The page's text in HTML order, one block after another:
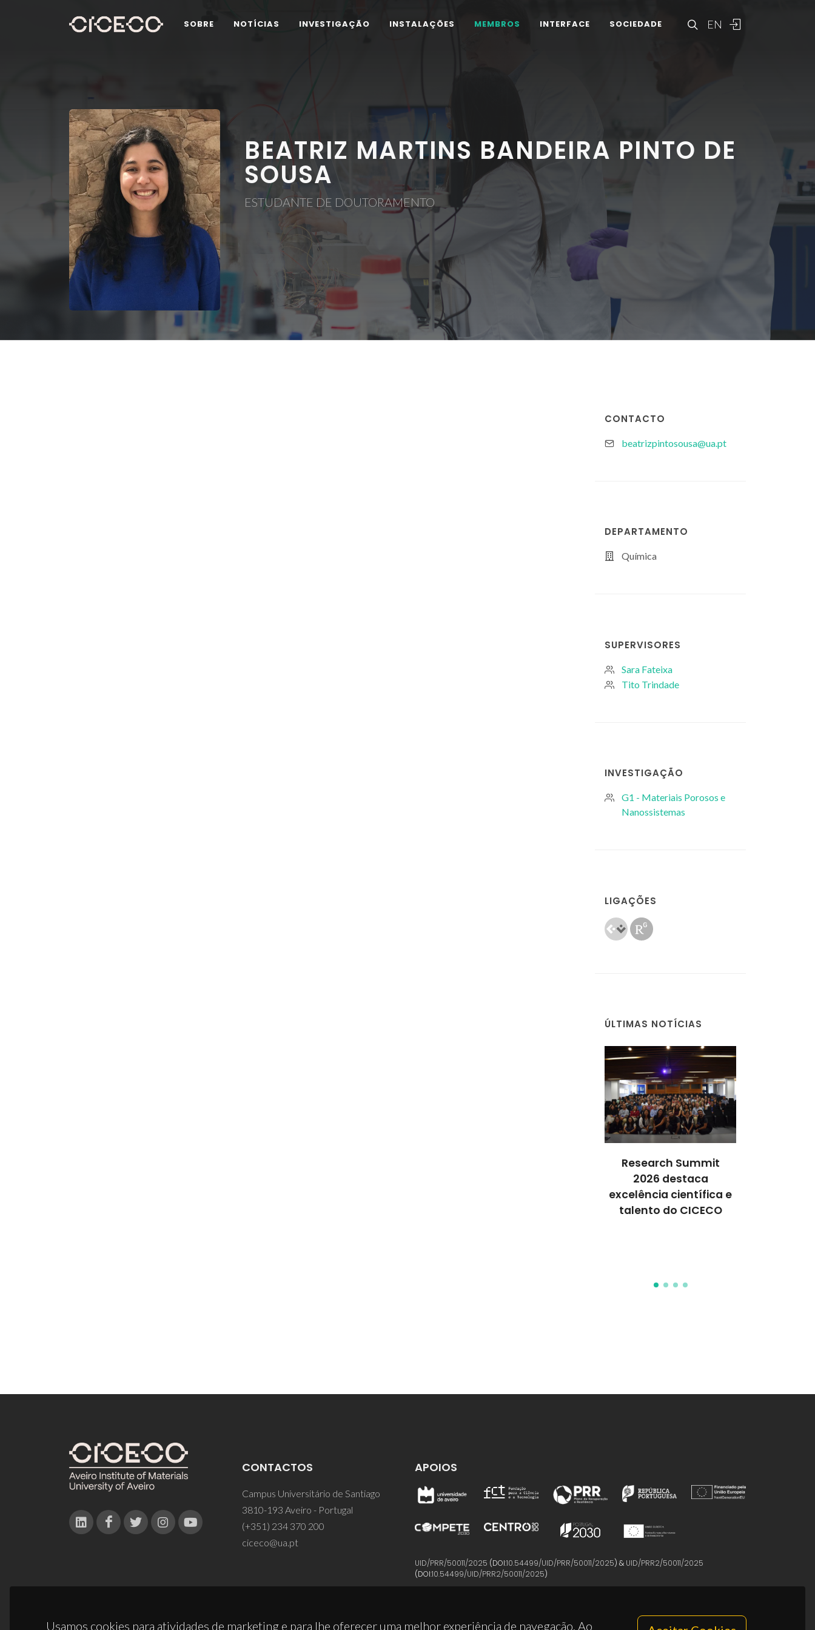
EN
SOBRE NOTÍCIAS INVESTIGAÇÃO INSTALAÇÕES MEMBROS INTERFACE SOCIEDADE
BEATRIZ MARTINS BANDEIRA PINTO DE
SOUSA
ESTUDANTE DE DOUTORAMENTO
CONTACTO
beatrizpintosousa@ua.pt
DEPARTAMENTO
Química
SUPERVISORES
Sara Fateixa
Tito Trindade
INVESTIGAÇÃO
G1 - Materiais Porosos e
Nanossistemas
LIGAÇÕES
ÚLTIMAS NOTÍCIAS
Research Summit
2026 destaca
excelência científica e
talento do CICECO
Usamos cookies para atividades de marketing e para lhe oferecer uma melhor experiência de navegação. Ao
CONTACTOS
Campus Universitário de Santiago
3810-193 Aveiro - Portugal
(+351) 234 370 200
ciceco@ua.pt
APOIOS
UID/PRR/50011/2025 (DOI:10.54499/UID/PRR/50011/2025) & UID/PRR2/50011/2025
(DOI:10.54499/UID/PRR2/50011/2025)